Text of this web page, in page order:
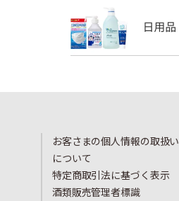
お客さまの個人情報の取扱い
について
特定商取引法に基づく表示
酒類販売管理者標識